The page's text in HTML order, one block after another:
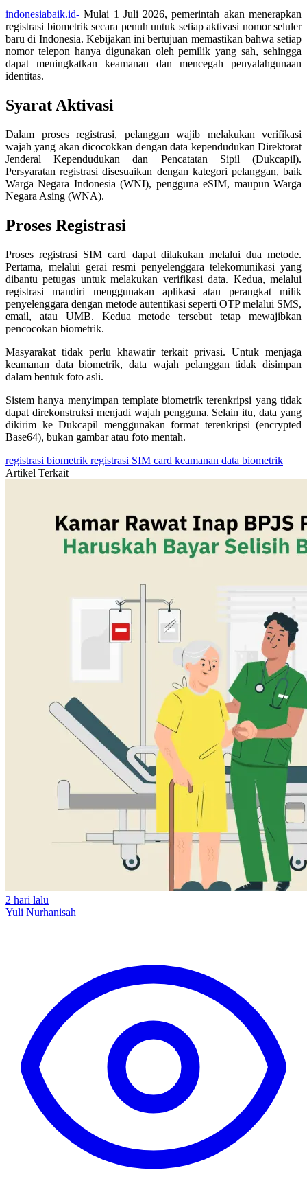
indonesiabaik.id- Mulai 1 Juli 2026, pemerintah akan menerapkan
registrasi biometrik secara penuh untuk setiap aktivasi nomor seluler
baru di Indonesia. Kebijakan ini bertujuan memastikan bahwa setiap
nomor telepon hanya digunakan oleh pemilik yang sah, sehingga
dapat meningkatkan keamanan dan mencegah penyalahgunaan
identitas.
Syarat Aktivasi
Dalam proses registrasi, pelanggan wajib melakukan verifikasi
wajah yang akan dicocokkan dengan data kependudukan Direktorat
Jenderal Kependudukan dan Pencatatan Sipil (Dukcapil).
Persyaratan registrasi disesuaikan dengan kategori pelanggan, baik
Warga Negara Indonesia (WNI), pengguna eSIM, maupun Warga
Negara Asing (WNA).
Proses Registrasi
Proses registrasi SIM card dapat dilakukan melalui dua metode.
Pertama, melalui gerai resmi penyelenggara telekomunikasi yang
dibantu petugas untuk melakukan verifikasi data. Kedua, melalui
registrasi mandiri menggunakan aplikasi atau perangkat milik
penyelenggara dengan metode autentikasi seperti OTP melalui SMS,
email, atau UMB. Kedua metode tersebut tetap mewajibkan
pencocokan biometrik.
Masyarakat tidak perlu khawatir terkait privasi. Untuk menjaga
keamanan data biometrik, data wajah pelanggan tidak disimpan
dalam bentuk foto asli.
Sistem hanya menyimpan template biometrik terenkripsi yang tidak
dapat direkonstruksi menjadi wajah pengguna. Selain itu, data yang
dikirim ke Dukcapil menggunakan format terenkripsi (encrypted
Base64), bukan gambar atau foto mentah.
registrasi biometrik registrasi SIM card keamanan data biometrik
Artikel Terkait
2 hari lalu
Yuli Nurhanisah